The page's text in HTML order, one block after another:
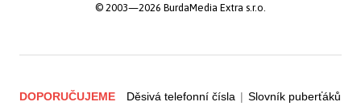
© 2003—2026 BurdaMedia Extra s.r.o.
DOPORUČUJEME Děsivá telefonní čísla | Slovník puberťáků